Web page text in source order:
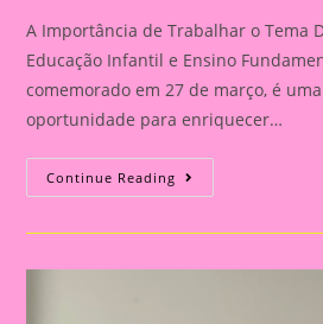
A Importância de Trabalhar o Tema
Educação Infantil e Ensino
comemorado em 27 de março, é
oportunidade para enriquecer…
Continue Reading Atividade
Dia
Circo